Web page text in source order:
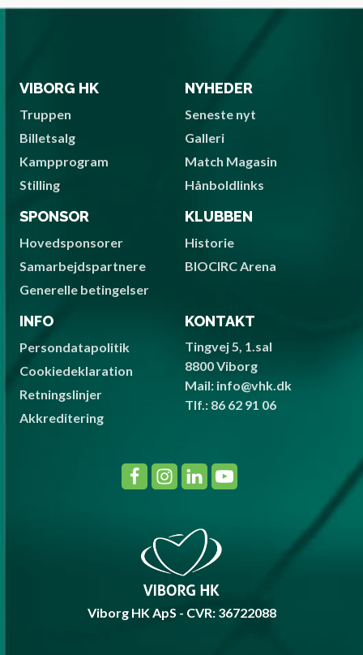
VIBORG HK
Truppen
Billetsalg
Kampprogram
Stilling
NYHEDER
Seneste nyt
Galleri
Match Magasin
Hånboldlinks
SPONSOR
Hovedsponsorer
Samarbejdspartnere
Generelle betingelser
KLUBBEN
Historie
BIOCIRC Arena
INFO
Persondatapolitik
Cookiedeklaration
Retningslinjer
Akkreditering
KONTAKT
Tingvej 5, 1.sal
8800 Viborg
Mail: info@vhk.dk
Tlf.: 86 62 91 06
Viborg HK ApS - CVR: 36722088